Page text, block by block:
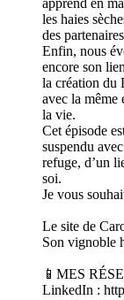
apprend en
les haies
des
Enfin, nous
encore son
la création du
avec la même
la vie.
Cet épisode
suspendu
refuge, d’un
soi.
Je vous
Le site de
Son vignoble
📱MES
LinkedIn :